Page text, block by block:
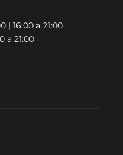
| 16:00 a 21:00
a 21:00